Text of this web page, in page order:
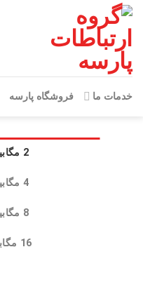
Skip
to
content
خدمات ما فروشگاه پارسه
2 مگابیت بر ثانیه
4 مگابیت بر ثانیه
8 مگابیت بر ثانیه
16 مگابیت بر ثانیه